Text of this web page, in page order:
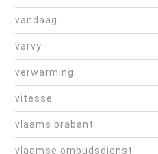
vandaag
varvy
verwarming
vitesse
vlaams brabant
vlaamse ombudsdienst